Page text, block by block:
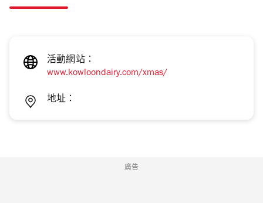
活動網站：
www.kowloondairy.com/xmas/
地址：
廣告